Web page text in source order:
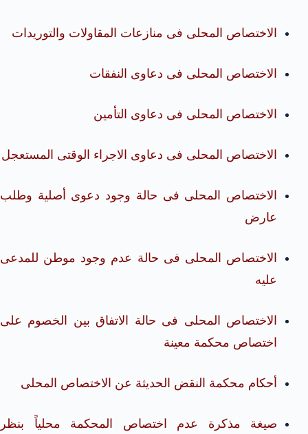
الاختصاص المحلى فى منازعات المقاولات والتوريدات
الاختصاص المحلى فى دعاوى النفقات
الاختصاص المحلى فى دعاوى التأمين
الاختصاص المحلى فى دعاوى الاجراء الوقتى المستعجل
الاختصاص المحلى فى حالة وجود دعوى أصلية وطلب
عارض
الاختصاص المحلى فى حالة عدم وجود موطن للمدعى
عليه
الاختصاص المحلى فى حالة الاتفاق بين الخصوم على
اختصاص محكمة معينة
أحكام محكمة النقض الحديثة عن الاختصاص المحلى
صيغة مذكرة عدم اختصاص المحكمة محلياً بنظر